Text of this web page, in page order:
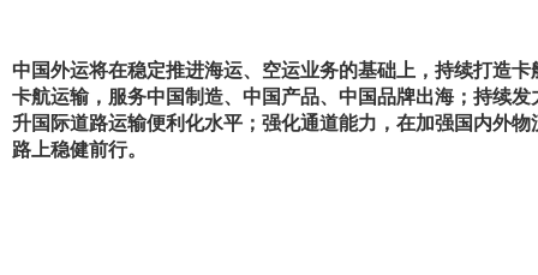
中国外运将在稳定推进海运、空运业务的基础上，持续打造
卡航运输，服务中国制造、中国产品、中国品牌出海；持续
升国际道路运输便利化水平；强化通道能力，在加强国内外
路上稳健前行。